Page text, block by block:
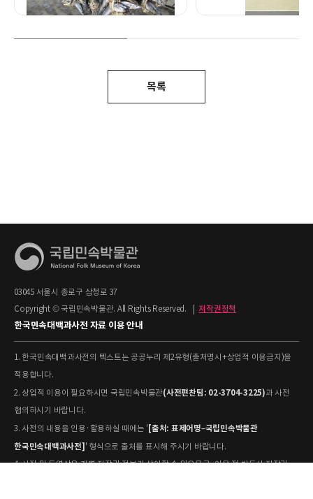
목록
03045 서울시 종로구 삼청로 37
Copyright © 국립민속박물관. All Rights Reserved.
저작권정책
한국민속대백과사전 자료 이용 안내
1. 한국민속대백과사전의 텍스트는 공공누리 제2유형(출처명시+상업적 이용금지)을
적용합니다.
2. 상업적 이용이 필요하시면 국립민속박물관(사전편찬팀: 02-3704-3225)과 사전
협의하시기 바랍니다.
3. 사전의 내용을 인용·활용하실 때에는 ' [출처: 표제어명–국립민속박물관
한국민속대백과사전] ' 형식으로 출처를 표시해 주시기 바랍니다.
4. 사진 및 동영상은 개별 저작권 정보가 상이할 수 있으므로, 이용 전 반드시 저작권